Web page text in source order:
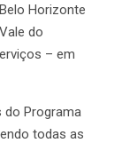
Horizonte
do
– em
do Programa
todas as